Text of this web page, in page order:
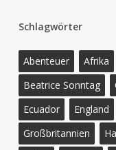
Schlagwörter
Abenteuer Afrika
Beatrice Sonntag
Ecuador
England
Großbritannien